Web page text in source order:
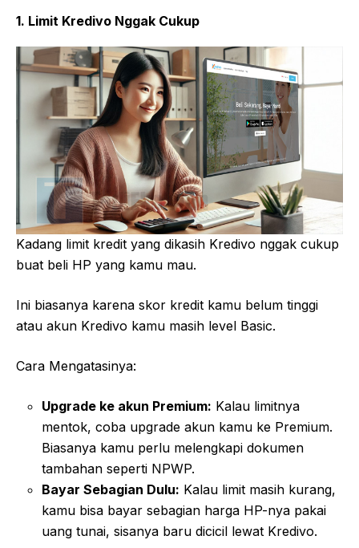
1. Limit Kredivo Nggak Cukup
Kadang limit kredit yang dikasih Kredivo nggak cukup
buat beli HP yang kamu mau.
Ini biasanya karena skor kredit kamu belum tinggi
atau akun Kredivo kamu masih level Basic.
Cara Mengatasinya:
Upgrade ke akun Premium: Kalau limitnya
mentok, coba upgrade akun kamu ke Premium.
Biasanya kamu perlu melengkapi dokumen
tambahan seperti NPWP.
Bayar Sebagian Dulu: Kalau limit masih kurang,
kamu bisa bayar sebagian harga HP-nya pakai
uang tunai, sisanya baru dicicil lewat Kredivo.